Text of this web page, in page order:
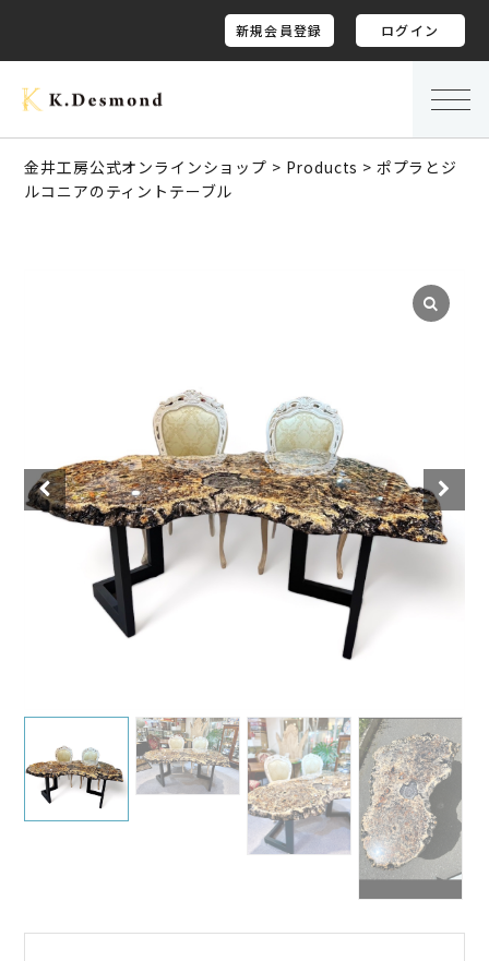
新規会員登録 ログイン
金井工房公式オンラインショップ > Products > ポプラとジ
ルコニアのティントテーブル